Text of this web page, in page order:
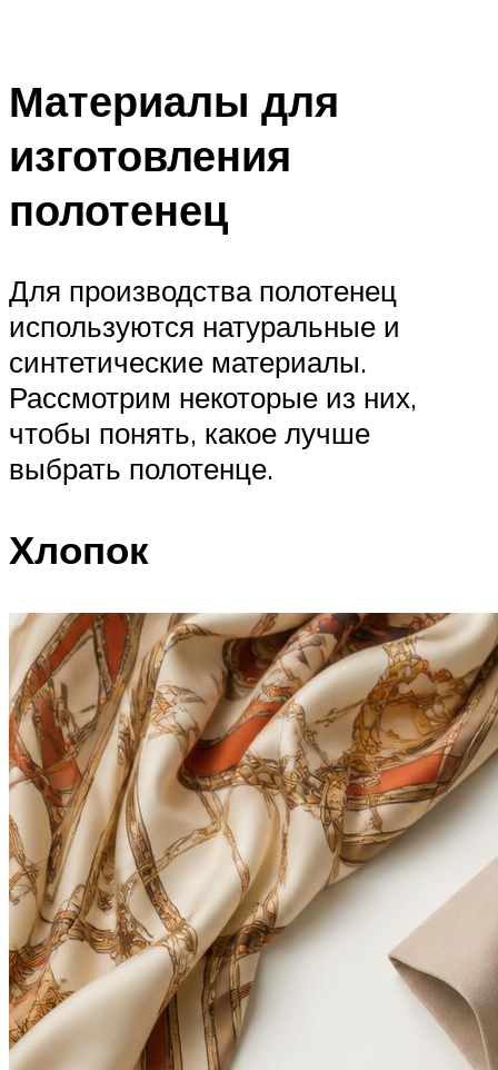
Материалы для
изготовления
полотенец
Для производства полотенец
используются натуральные и
синтетические материалы.
Рассмотрим некоторые из них,
чтобы понять, какое лучше
выбрать полотенце.
Хлопок